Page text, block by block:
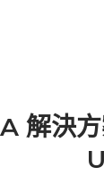
解決